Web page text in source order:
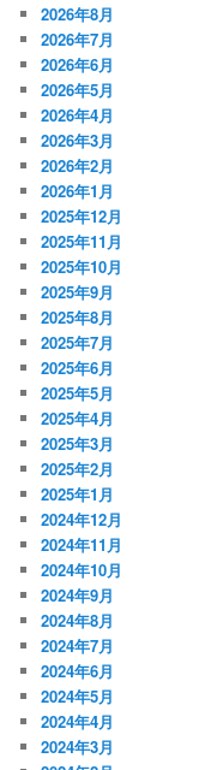
2026年8月
2026年7月
2026年6月
2026年5月
2026年4月
2026年3月
2026年2月
2026年1月
2025年12月
2025年11月
2025年10月
2025年9月
2025年8月
2025年7月
2025年6月
2025年5月
2025年4月
2025年3月
2025年2月
2025年1月
2024年12月
2024年11月
2024年10月
2024年9月
2024年8月
2024年7月
2024年6月
2024年5月
2024年4月
2024年3月